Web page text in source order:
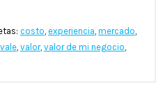
costo, experiencia, mercado,
vale, valor, valor de mi negocio,